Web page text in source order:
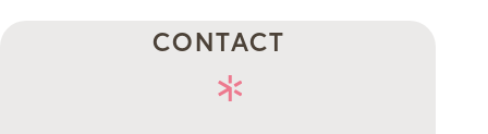
プライバシーポリシー
CONTACT